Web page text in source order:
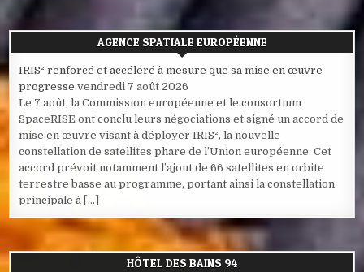
AGENCE SPATIALE EUROPÉENNE
IRIS² renforcé et accéléré à mesure que sa mise en œuvre
progresse vendredi 7 août 2026
Le 7 août, la Commission européenne et le consortium
SpaceRISE ont conclu leurs négociations et signé un accord de
mise en œuvre visant à déployer IRIS², la nouvelle
constellation de satellites phare de l’Union européenne. Cet
accord prévoit notamment l’ajout de 66 satellites en orbite
terrestre basse au programme, portant ainsi la constellation
principale à […]
HÔTEL DES BAINS 94